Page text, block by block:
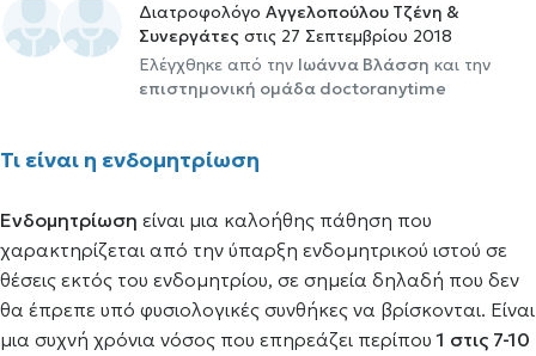
Διατροφολόγο Αγγελοπούλου Τζένη &
Συνεργάτες στις 27 Σεπτεμβρίου 2018
Ελέγχθηκε από την Ιωάννα Βλάσση και την
επιστημονική ομάδα doctoranytime
Τι είναι η ενδομητρίωση
Ενδομητρίωση είναι μια καλοήθης πάθηση που
χαρακτηρίζεται από την ύπαρξη ενδομητρικού ιστού σε
θέσεις εκτός του ενδομητρίου, σε σημεία δηλαδή που δεν
θα έπρεπε υπό φυσιολογικές συνθήκες να βρίσκονται. Είναι
μια συχνή χρόνια νόσος που επηρεάζει περίπου1 στις 7-10